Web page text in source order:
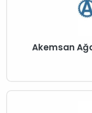
Akemsan